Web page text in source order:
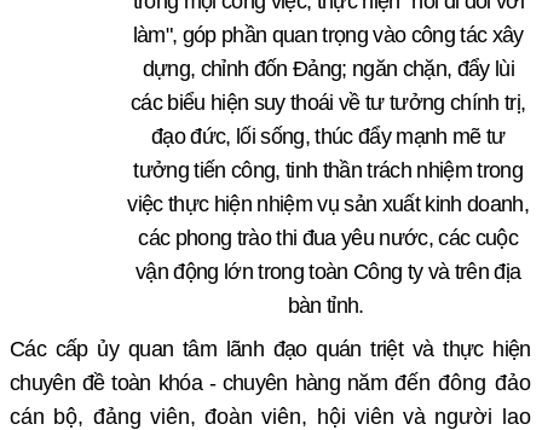
làm", góp phần quan trọng vào công tác xây
dựng, chỉnh đốn Đảng; ngăn chặn, đẩy lùi
các biểu hiện suy thoái về tư tưởng chính trị,
đạo đức, lối sống, thúc đẩy mạnh mẽ tư
tưởng tiến công, tinh thần trách nhiệm trong
việc thực hiện nhiệm vụ sản xuất kinh doanh,
các phong trào thi đua yêu nước, các cuộc
vận động lớn trong toàn Công ty và trên địa
bàn tỉnh.
Các cấp ủy quan tâm lãnh đạoquán triệt và thực hiện
chuyên đề toàn khóa - chuyên hàng năm đến đông đảo
cán bộ, đảng viên, đoàn viên, hội viên và người lao